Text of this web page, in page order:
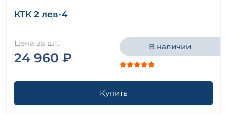
КТК 2 лев-4
Цена за шт.
24 960 ₽
В наличии
Купить